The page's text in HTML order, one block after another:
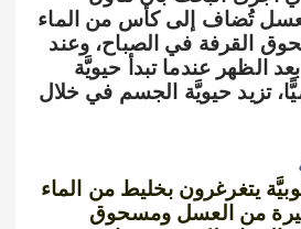
تُضاف إلى كأس من الماء
القرفة في الصباح، وعند
الظهر عندما تبدأ حيويَّة
تزيد حيويَّة الجسم في خلال
يتغرغرون بخليط من الماء
من العسل ومسحوق